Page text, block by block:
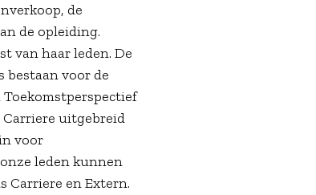
de
de opleiding.
van haar leden. De
bestaan voor de
Carriere uitgebreid
voor
leden kunnen
Carriere en Extern.